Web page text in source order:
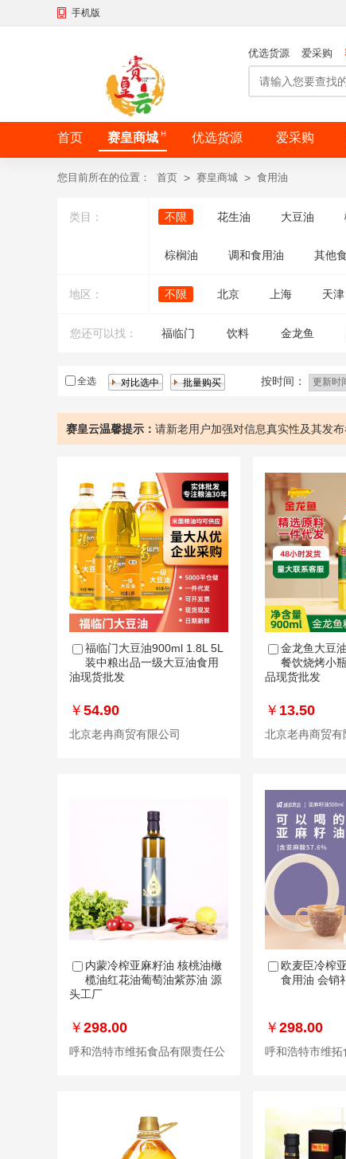
手机版
优选货源 爱采购
首页 赛皇商城 优选货源 爱采购
您目前所在的位置： 首页 > 赛皇商城 > 食用油
类目： 不限 花生油 大豆油
棕榈油 调和食用油 其他
地区： 不限 北京 上海 天津
您还可以找： 福临门 饮料 金龙鱼
全选 按时间：
赛皇云温馨提示： 请新老用户加强对信息真实性及其发
福临门大豆油900ml 1.8L 5L
装中粮出品一级大豆油食用
油现货批发
￥ 54.90
北京老冉商贸有限公司
金龙鱼大豆
餐饮烧烤小
品现货批发
￥ 13.50
北京老冉商贸有
内蒙冷榨亚麻籽油 核桃油橄
榄油红花油葡萄油紫苏油 源
头工厂
￥ 298.00
呼和浩特市维拓食品有限责任公
欧麦臣冷榨
食用油 会销
￥ 298.00
呼和浩特市维拓